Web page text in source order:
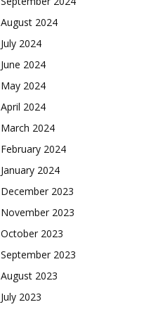
August 2024
July 2024
June 2024
May 2024
April 2024
March 2024
February 2024
January 2024
December 2023
November 2023
October 2023
September 2023
August 2023
July 2023